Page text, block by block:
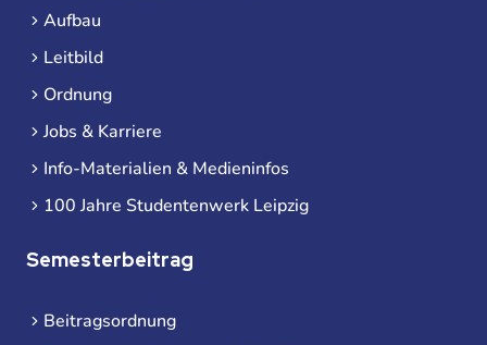
Aufbau
Leitbild
Ordnung
Jobs & Karriere
Info-Materialien & Medieninfos
100 Jahre Studentenwerk Leipzig
Semesterbeitrag
Beitragsordnung